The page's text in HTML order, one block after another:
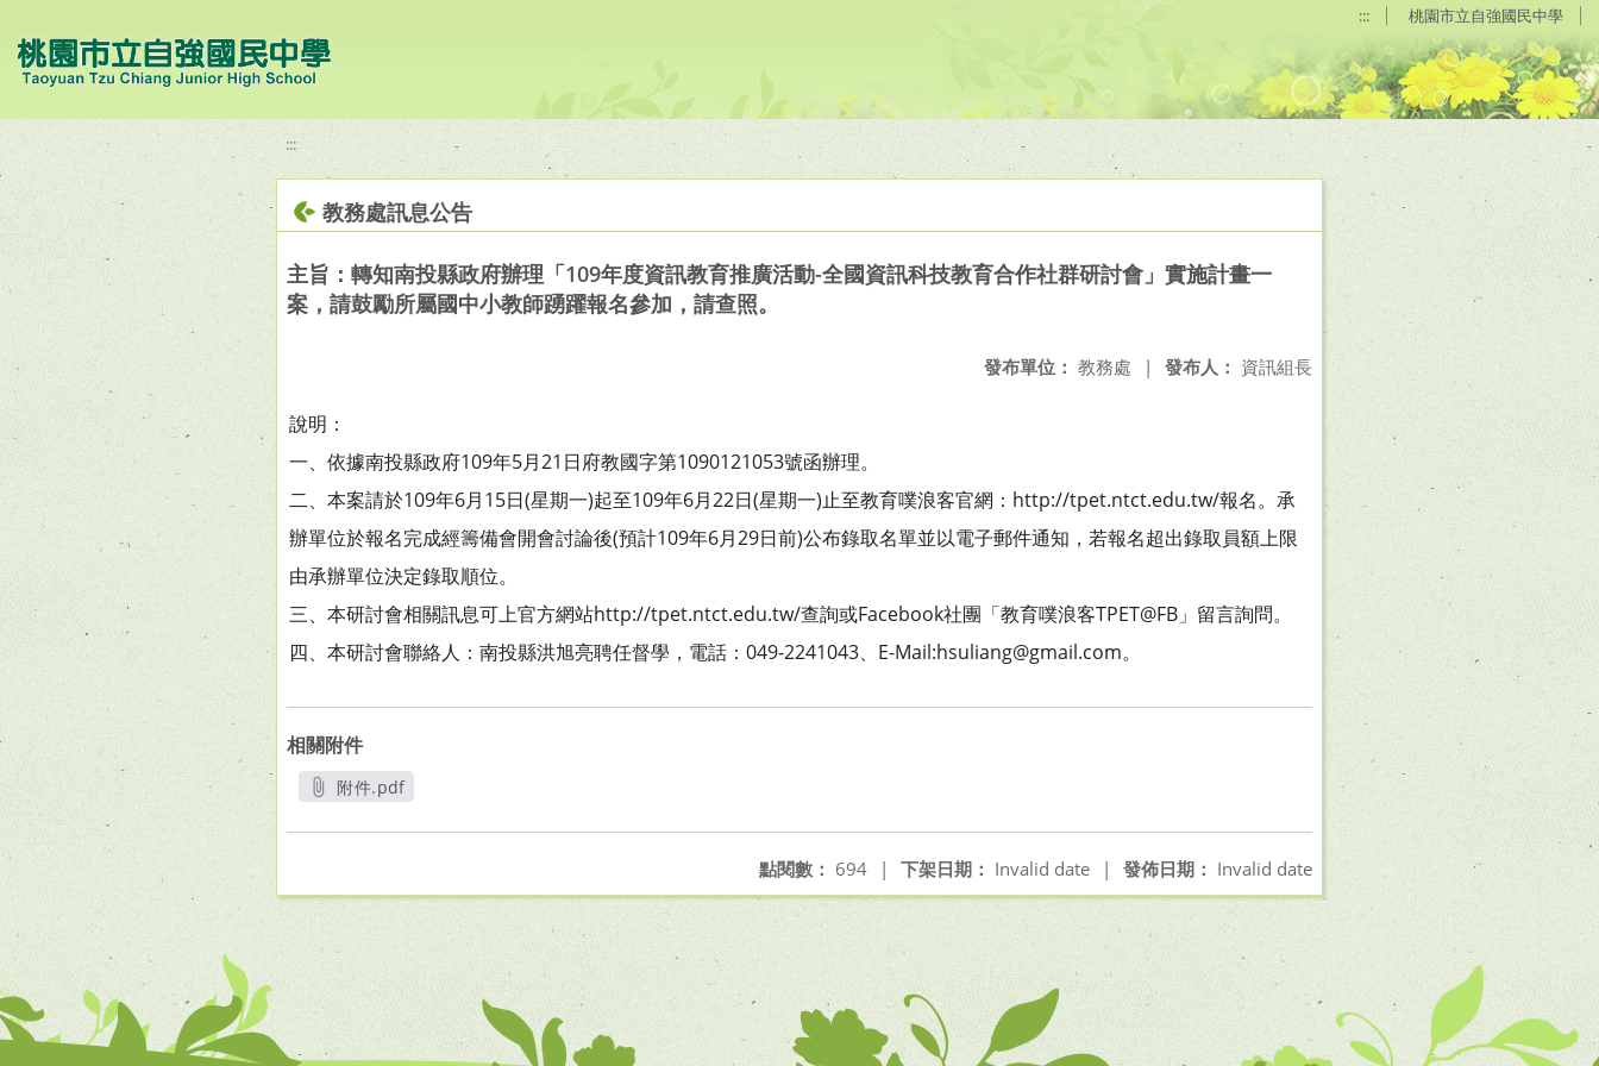
::: 桃園市立自強國民中學
:::
教務處訊息公告
主旨：轉知南投縣政府辦理「109年度資訊教育推廣活動-全國資訊科技教育合作社群研討會」實施計畫一
案，請鼓勵所屬國中小教師踴躍報名參加，請查照。
發布人： 資訊組長
發布單位： 教務處 |
說明：
一、依據南投縣政府109年5月21日府教國字第1090121053號函辦理。
二、本案請於109年6月15日(星期一)起至109年6月22日(星期一)止至教育噗浪客官網：http://tpet.ntct.edu.tw/報名。承
辦單位於報名完成經籌備會開會討論後(預計109年6月29日前)公布錄取名單並以電子郵件通知，若報名超出錄取員額上限
由承辦單位決定錄取順位。
三、本研討會相關訊息可上官方網站http://tpet.ntct.edu.tw/查詢或Facebook社團「教育噗浪客TPET@FB」留言詢問。
四、本研討會聯絡人：南投縣洪旭亮聘任督學，電話：049-2241043、E-Mail:hsuliang@gmail.com。
相關附件
附件.pdf
發佈日期： Invalid date
下架日期： Invalid date |
點閱數： 694 |